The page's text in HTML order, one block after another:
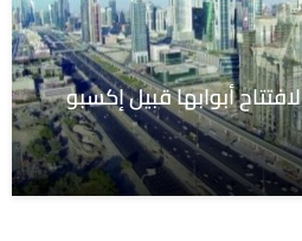
أبوابها قبيل إكسبو